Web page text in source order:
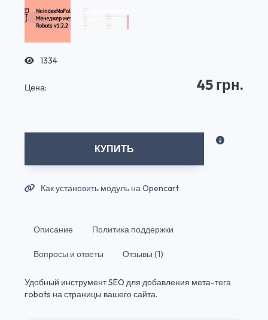
1334
Цена: 45 грн.
КУПИТЬ
Как установить модуль на Opencart
Описание Политика поддержки
Вопросы и ответы Отзывы (1)
Удобный инструмент SEO для добавления мета-тега
robots на страницы вашего сайта.